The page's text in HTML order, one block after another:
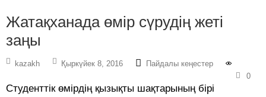
Жатақханада өмір сүрудің жеті
заңы
kazakh Қыркүйек 8, 2016
Пайдалы кеңестер
0
Студенттік өмірдің қызықты шақтарының бірі